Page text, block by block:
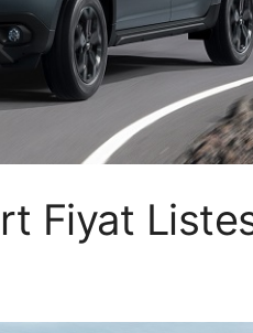
Fiyat